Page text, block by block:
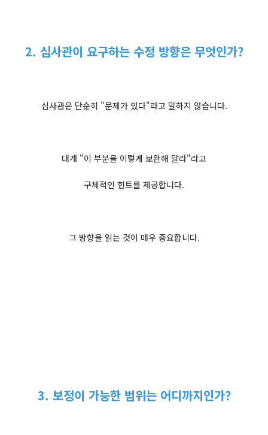
2. 심사관이 요구하는 수정 방향은 무엇인가?
심사관은 단순히 "문제가 있다"라고 말하지 않습니다.
대개 "이 부분을 이렇게 보완해 달라"라고
구체적인 힌트를 제공합니다.
그 방향을 읽는 것이 매우 중요합니다.
3. 보정이 가능한 범위는 어디까지인가?